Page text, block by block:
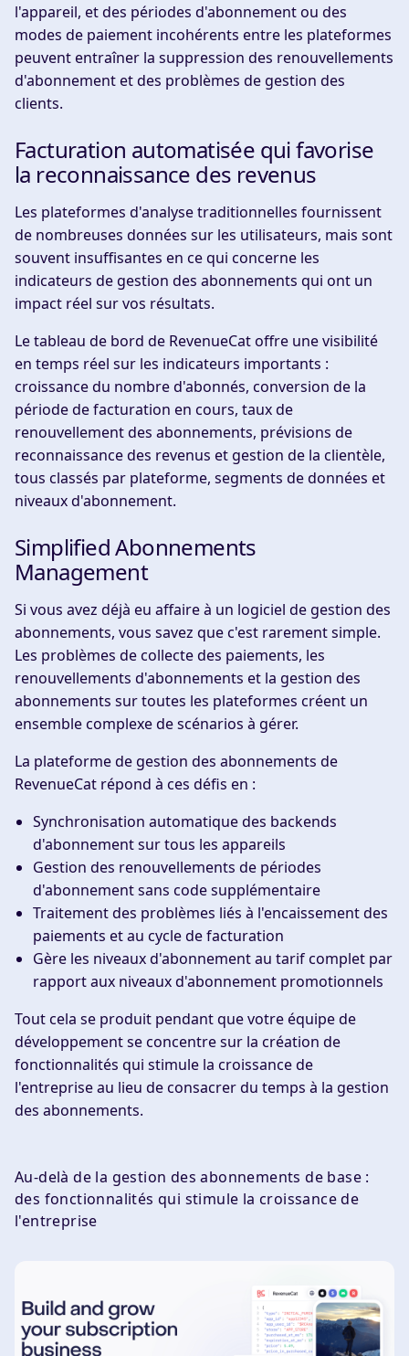
l'appareil, et des périodes d'abonnement ou des
modes de paiement incohérents entre les plateformes
peuvent entraîner la suppression des renouvellements
d'abonnement et des problèmes de gestion des
clients.
Facturation automatisée qui favorise
la reconnaissance des revenus
Les plateformes d'analyse traditionnelles fournissent
de nombreuses données sur les utilisateurs, mais sont
souvent insuffisantes en ce qui concerne les
indicateurs de gestion des abonnements qui ont un
impact réel sur vos résultats.
Le tableau de bord de RevenueCat offre une visibilité
en temps réel sur les indicateurs importants :
croissance du nombre d'abonnés, conversion de la
période de facturation en cours, taux de
renouvellement des abonnements, prévisions de
reconnaissance des revenus et gestion de la clientèle,
tous classés par plateforme, segments de données et
niveaux d'abonnement.
Simplified Abonnements
Management
Si vous avez déjà eu affaire à un logiciel de gestion des
abonnements, vous savez que c'est rarement simple.
Les problèmes de collecte des paiements, les
renouvellements d'abonnements et la gestion des
abonnements sur toutes les plateformes créent un
ensemble complexe de scénarios à gérer.
La plateforme de gestion des abonnements de
RevenueCat répond à ces défis en :
Synchronisation automatique des backends
d'abonnement sur tous les appareils
Gestion des renouvellements de périodes
d'abonnement sans code supplémentaire
Traitement des problèmes liés à l'encaissement des
paiements et au cycle de facturation
Gère les niveaux d'abonnement au tarif complet par
rapport aux niveaux d'abonnement promotionnels
Tout cela se produit pendant que votre équipe de
développement se concentre sur la création de
fonctionnalités qui stimule la croissance de
l'entreprise au lieu de consacrer du temps à la gestion
des abonnements.
Au-delà de la gestion des abonnements de base :
des fonctionnalités qui stimule la croissance de
l'entreprise